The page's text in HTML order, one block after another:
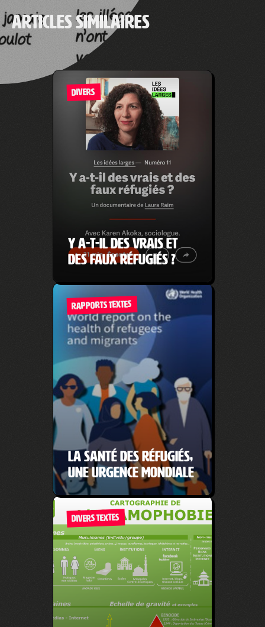
Articles similaires
DIVERS
Y a-t-il des vrais et
des faux réfugiés ?
RAPPORTS TEXTES
La santé des réfugiés,
une urgence mondiale
DIVERS TEXTES